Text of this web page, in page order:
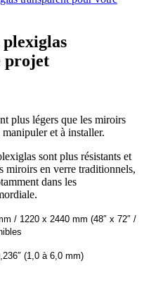
projet
plus légers que les miroirs
et à installer.
sont plus résistants et
miroirs en verre traditionnels,
dans les
/ 1220 x 2440 mm (48″ x 72″ /
(1,0 à 6,0 mm)